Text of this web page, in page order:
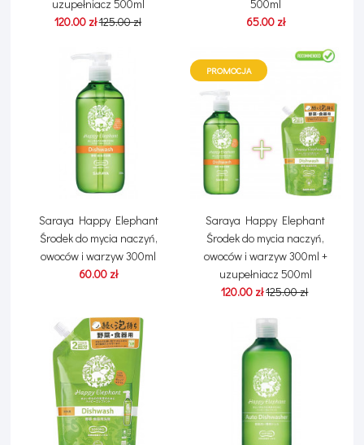
uzupełniacz 500ml
120.00 zł125.00 zł
500ml
65.00 zł
Saraya Happy Elephant
Środek do mycia naczyń,
owoców i warzyw 300ml
60.00 zł
PROMOCJA
Saraya Happy Elephant
Środek do mycia naczyń,
owoców i warzyw 300ml +
uzupełniacz 500ml
120.00 zł125.00 zł